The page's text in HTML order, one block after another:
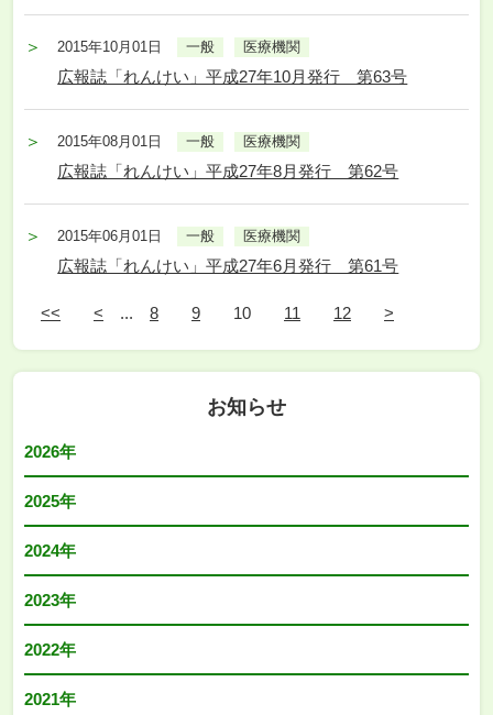
2015年10月01日 一般 医療機関
広報誌「れんけい」平成27年10月発行 第63号
2015年08月01日 一般 医療機関
広報誌「れんけい」平成27年8月発行 第62号
2015年06月01日 一般 医療機関
広報誌「れんけい」平成27年6月発行 第61号
<< < ... 8 9 10 11 12 >
お知らせ
2026年
2025年
2024年
2023年
2022年
2021年